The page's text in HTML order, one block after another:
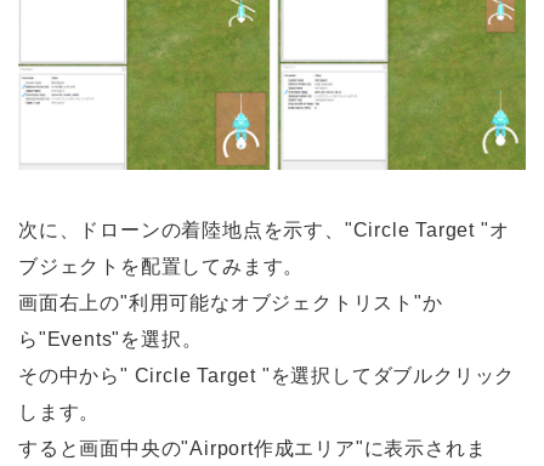
次に、ドローンの着陸地点を示す、"Circle Target "オ
ブジェクトを配置してみます。
画面右上の"利用可能なオブジェクトリスト"か
ら"Events"を選択。
その中から" Circle Target "を選択してダブルクリック
します。
すると画面中央の"Airport作成エリア"に表示されま